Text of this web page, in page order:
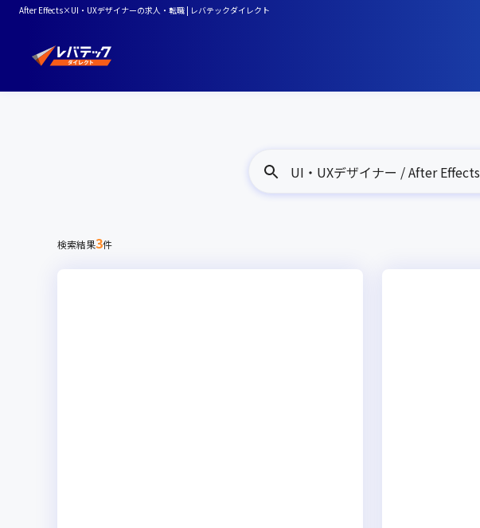
After Effects×UI・UXデザイナーの求人・転職 | レバテックダイレクト
UI・UXデザイナー / After Effects
検索結果3件